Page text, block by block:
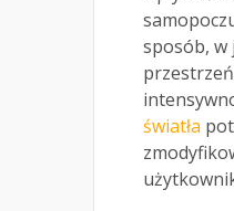
sposób, w
światła